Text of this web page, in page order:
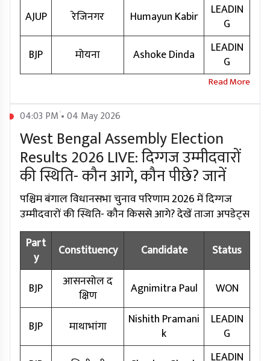
AJUP
रेजिनगर Humayun Kabir
LEADIN
G
BJP
मोयना Ashoke Dinda
LEADIN
G
04:03 PM • 04 May 2026
West Bengal Assembly Election
Results 2026 LIVE: दिग्गज उम्मीदवारों
की स्थिति- कौन आगे, कौन पीछे? जानें
पश्चिम बंगाल विधानसभा चुनाव परिणाम 2026 में दिग्गज
उम्मीदवारों की स्थिति- कौन किससे आगे? देखें ताजा अपडेट्स
Part
y
Constituency Candidate Status
BJP
आसनसोल द
क्षिण
Agnimitra Paul WON
BJP माथाभांगा
Nishith Pramani
k
LEADIN
G